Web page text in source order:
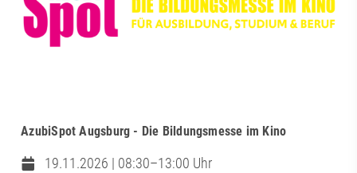
AzubiSpot Augsburg - Die Bildungsmesse im Kino
19.11.2026 | 08:30–13:00 Uhr